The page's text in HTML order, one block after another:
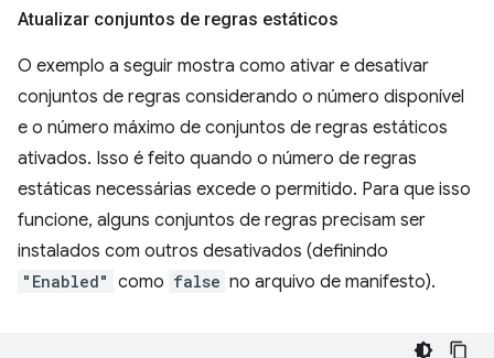
Atualizar conjuntos de regras estáticos
O exemplo a seguir mostra como ativar e desativar
conjuntos de regras considerando o número disponível
e o número máximo de conjuntos de regras estáticos
ativados. Isso é feito quando o número de regras
estáticas necessárias excede o permitido. Para que isso
funcione, alguns conjuntos de regras precisam ser
instalados com outros desativados (definindo
"Enabled" como false no arquivo de manifesto).